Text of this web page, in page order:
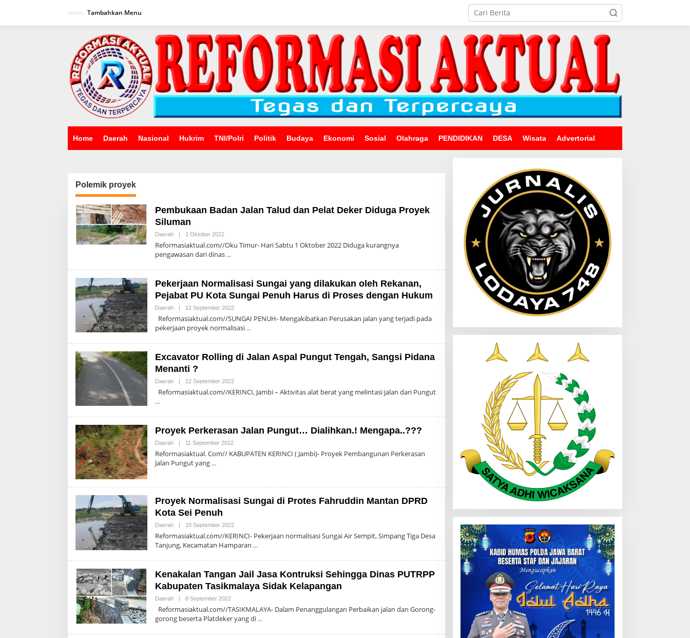
Tambahkan Menu
Home Daerah Nasional Hukrim TNI/Polri Politik Budaya Ekonomi Sosial Olahraga PENDIDIKAN DESA Wisata Advertorial
Polemik proyek
Pembukaan Badan Jalan Talud dan Pelat Deker Diduga Proyek
Siluman
Daerah | 1 Oktober 2022Oleh
Reformasiaktual.com//Oku Timur- Hari Sabtu 1 Oktober 2022 Diduga kurangnya
pengawasan dari dinas
Pekerjaan Normalisasi Sungai yang dilakukan oleh Rekanan,
Pejabat PU Kota Sungai Penuh Harus di Proses dengan Hukum
Daerah | 12 September 2022Oleh
Reformasiaktual.com//SUNGAI PENUH- Mengakibatkan Perusakan jalan yang terjadi pada
pekerjaan proyek normalisasi
Excavator Rolling di Jalan Aspal Pungut Tengah, Sangsi Pidana
Menanti ?
Daerah | 12 September 2022Oleh
Reformasiaktual.com//KERINCI, Jambi – Aktivitas alat berat yang melintasi jalan dari Pungut
Proyek Perkerasan Jalan Pungut… Dialihkan.! Mengapa..???
Daerah | 11 September 2022Oleh
Reformasiaktual. Com// KABUPATEN KERINCI ( Jambi)- Proyek Pembangunan Perkerasan
Jalan Pungut yang
Proyek Normalisasi Sungai di Protes Fahruddin Mantan DPRD
Kota Sei Penuh
Daerah 10 September 2022Oleh
Reformasiaktual.com//KERINCI- Pekerjaan normalisasi Sungai Air Sempit, Simpang Tiga Desa
Tanjung, Kecamatan Hamparan
Kenakalan Tangan Jail Jasa Kontruksi Sehingga Dinas PUTRPP
Kabupaten Tasikmalaya Sidak Kelapangan
Daerah 8 September 2022Oleh
Reformasiaktual.com//TASIKMALAYA- Dalam Penanggulangan Perbaikan jalan dan Gorong-
gorong beserta Platdeker yang di